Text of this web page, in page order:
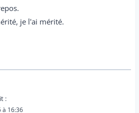
je l'ai mérité.
:
à 16:36